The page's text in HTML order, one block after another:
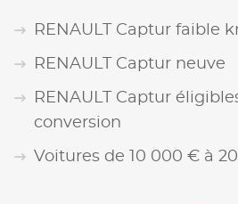
RENAULT Captur faible
RENAULT Captur neuve
RENAULT Captur
conversion
Voitures de 10 000 € à